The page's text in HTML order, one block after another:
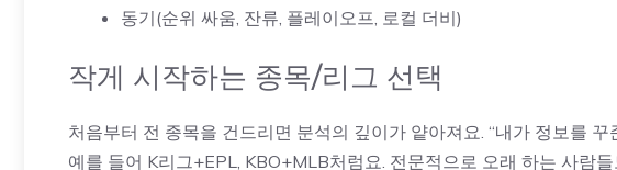
동기(순위 싸움, 잔류, 플레이오프, 로컬 더비)
작게 시작하는 종목/리그 선택
처음부터 전 종목을 건드리면 분석의 깊이가 얕아져요. “내가 정보를
예를 들어 K리그+EPL, KBO+MLB처럼요. 전문적으로 오래 하는 사람